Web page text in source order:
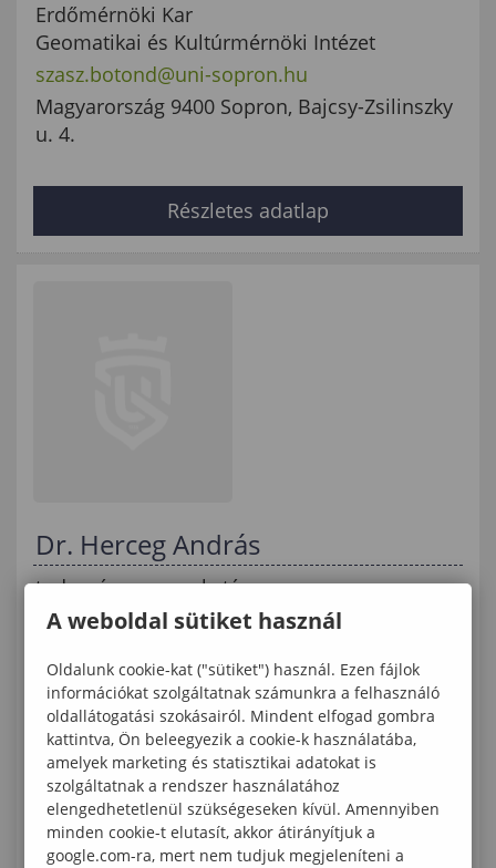
Erdőmérnöki Kar
Geomatikai és Kultúrmérnöki Intézet
szasz.botond@uni-sopron.hu
Magyarország 9400 Sopron, Bajcsy-Zsilinszky
u. 4.
Részletes adatlap
Dr. Herceg András
tudományos munkatárs
Erdőmérnöki Kar
herceg.andras@uni-sopron.hu
(+36 99) 518-146
Magyarország 9400 Sopron, Bajcsy-Zsilinszky
u. 4.
Részletes adatlap
A weboldal sütiket használ
Oldalunk cookie-kat ("sütiket") használ. Ezen fájlok
információkat szolgáltatnak számunkra a felhasználó
oldallátogatási szokásairól. Mindent elfogad gombra
kattintva, Ön beleegyezik a cookie-k használatába,
amelyek marketing és statisztikai adatokat is
szolgáltatnak a rendszer használatához
elengedhetetlenül szükségeseken kívül. Amennyiben
minden cookie-t elutasít, akkor átirányítjuk a
google.com-ra, mert nem tudjuk megjeleníteni a